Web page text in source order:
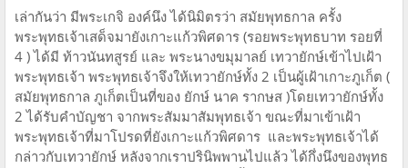
เล่ากันว่า มีพระเกจิ องค์นึง ได้นิมิตรว่า สมัยพุทธกาล ครั้ง
พระพุทธเจ้าเสด็จมายังเกาะแก้วพิศดาร (รอยพระพุทธบาท รอยที่
4 ) ได้มี ท้าวนันทสูรย์ และ พระนางขมุมาลย์ เทวายักษ์เข้าไปเฝ้า
พระพุทธเจ้า พระพุทธเจ้าจึงให้เทวายักษ์ทั้ง 2 เป็นผู้เฝ้าเกาะภูเก็ต (
สมัยพุทธกาล ภูเก็ตเป็นที่ของ ยักษ์ นาค รากษส )โดยเทวายักษ์ทั้ง
2 ได้รับคำบัญชา จากพระสัมมาสัมพุทธเจ้า ขณะที่มาเข้าเฝ้า
พระพุทธเจ้าที่มาโปรดที่ยังเกาะแก้วพิศดาร และพระพุทธเจ้าได้
กล่าวกับเทวายักษ์ หลังจากเราปรินิพพานไปแล้ว ได้กึ่งนึงของพุทธ